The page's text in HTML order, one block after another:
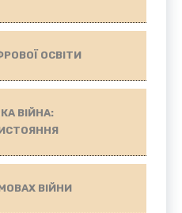
ОСВІТИ
ВІЙНА:
ВІЙНИ